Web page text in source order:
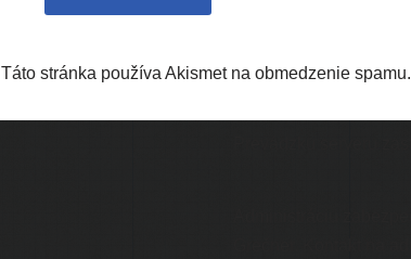
Táto stránka používa Akismet na obmedzenie spamu.